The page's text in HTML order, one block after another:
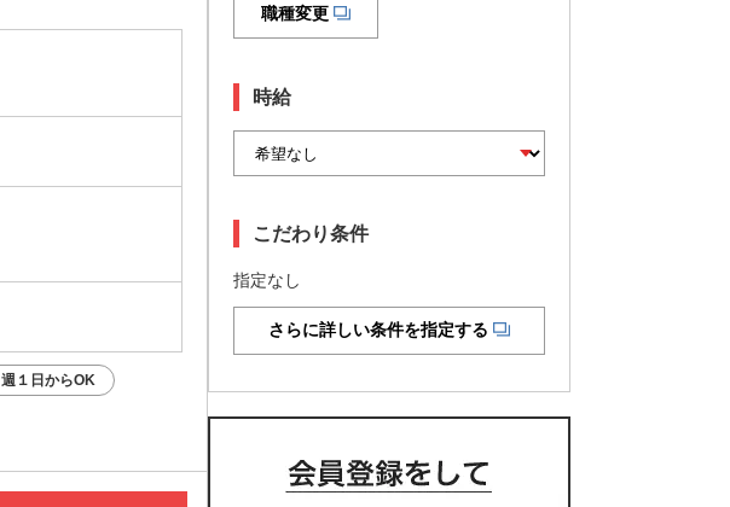
週１日からOK
職種変更
時給
こだわり条件
指定なし
さらに詳しい条件を指定する